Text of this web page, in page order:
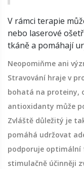
V rámci terapie
nebo laserové
tkáně a pomáhají
Neopomiňme ani
Stravování hraje v
bohatá na proteiny,
antioxidanty může
Zvláště důležitý je
pomáhá udržovat
podporuje optimální
stimulačně účinněji